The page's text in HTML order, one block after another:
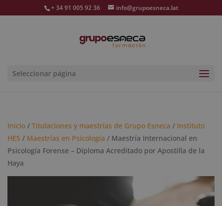
+ 34 91 005 92 36 info@grupoesneca.lat
Seleccionar página
Inicio / Titulaciones y maestrías de Grupo Esneca / Instituto
HES / Maestrías en Psicología / Maestría Internacional en
Psicología Forense – Diploma Acreditado por Apostilla de la
Haya